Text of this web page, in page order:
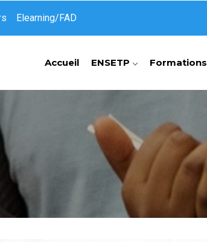
Elearning/FAD
Accueil ENSETP Formations